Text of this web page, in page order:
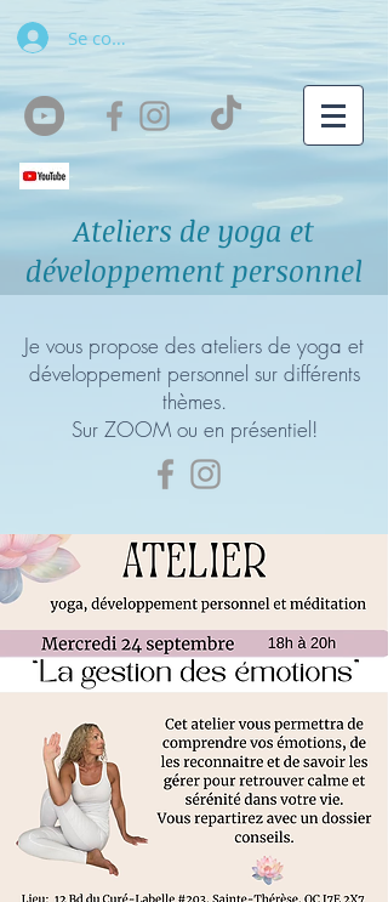
Se connecter
Ateliers de yoga et
développement personnel
Je vous propose des ateliers de yoga et
développement personnel sur différents
thèmes.​
Sur ZOOM ou en présentiel!